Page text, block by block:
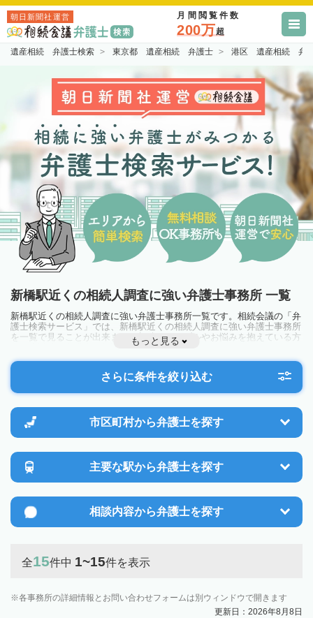
朝日新聞社運営 月間閲覧件数
200万超
遺産相続 弁護士検索 東京都 遺産相続 弁護士 港区 遺産相続 弁
新橋駅近くの相続人調査に強い弁護士事務所 一覧
新橋駅近くの相続人調査に強い弁護士事務所一覧です。相続会議の「弁
護士検索サービス」では、新橋駅近くの相続人調査に強い弁護士事務所
を一覧で見ることが出来ます。相続のトラブルやお悩みを抱えている方
は一度近隣の弁護士に相談してみましょう。
もっと見る
さらに条件を絞り込む
市区町村から弁護士を探す
主要な駅から弁護士を探す
相談内容から弁護士を探す
全15件中 1~15件を表示
各事務所の詳細情報とお問い合わせフォームは別ウィンドウで開きます
更新日：2026年8月8日